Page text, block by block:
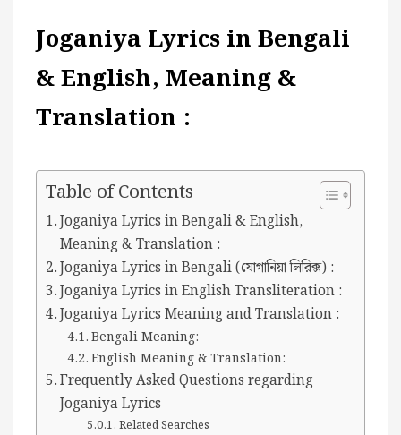
Joganiya Lyrics in Bengali
& English, Meaning &
Translation :
Table of Contents
Joganiya Lyrics in Bengali & English,
Meaning & Translation :
Joganiya Lyrics in Bengali (যোগানিয়া লিরিক্স) :
Joganiya Lyrics in English Transliteration :
Joganiya Lyrics Meaning and Translation :
Bengali Meaning:
English Meaning & Translation:
Frequently Asked Questions regarding
Joganiya Lyrics
Related Searches